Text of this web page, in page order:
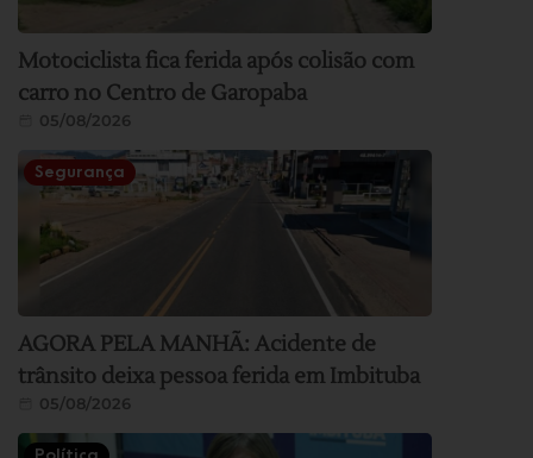
Motociclista fica ferida após colisão com
carro no Centro de Garopaba
05/08/2026
Segurança
AGORA PELA MANHÃ: Acidente de
trânsito deixa pessoa ferida em Imbituba
05/08/2026